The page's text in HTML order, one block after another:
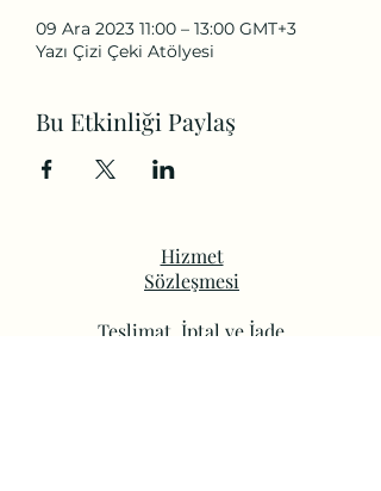
09 Ara 2023 11:00 – 13:00 GMT+3
Yazı Çizi Çeki Atölyesi
Bu Etkinliği Paylaş
Hizmet
Sözleşmesi
Teslimat, İptal ve İade